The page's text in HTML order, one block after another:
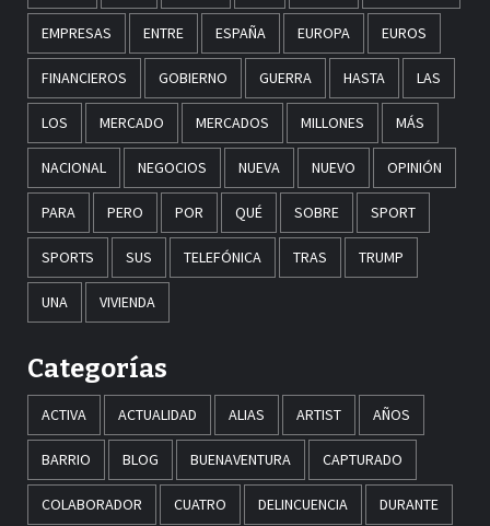
EMPRESAS ENTRE ESPAÑA EUROPA EUROS
FINANCIEROS GOBIERNO GUERRA HASTA LAS
LOS MERCADO MERCADOS MILLONES MÁS
NACIONAL NEGOCIOS NUEVA NUEVO OPINIÓN
PARA PERO POR QUÉ SOBRE SPORT
SPORTS SUS TELEFÓNICA TRAS TRUMP
UNA VIVIENDA
Categorías
ACTIVA ACTUALIDAD ALIAS ARTIST AÑOS
BARRIO BLOG BUENAVENTURA CAPTURADO
COLABORADOR CUATRO DELINCUENCIA DURANTE